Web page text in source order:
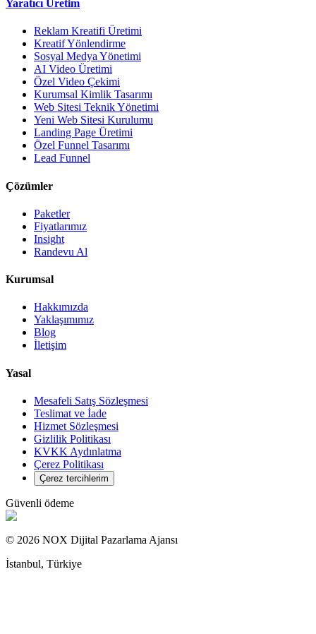
Yaratıcı Üretim
Reklam Kreatifi Üretimi
Kreatif Yönlendirme
Sosyal Medya Yönetimi
AI Video Üretimi
Özel Video Çekimi
Kurumsal Kimlik Tasarımı
Web Sitesi Teknik Yönetimi
Yeni Web Sitesi Kurulumu
Landing Page Üretimi
Özel Funnel Tasarımı
Lead Funnel
Çözümler
Paketler
Fiyatlarımız
Insight
Randevu Al
Kurumsal
Hakkımızda
Yaklaşımımız
Blog
İletişim
Yasal
Mesafeli Satış Sözleşmesi
Teslimat ve İade
Hizmet Sözleşmesi
Gizlilik Politikası
KVKK Aydınlatma
Çerez Politikası
Çerez tercihlerim
Güvenli ödeme
© 2026 NOX Dijital Pazarlama Ajansı
İstanbul, Türkiye